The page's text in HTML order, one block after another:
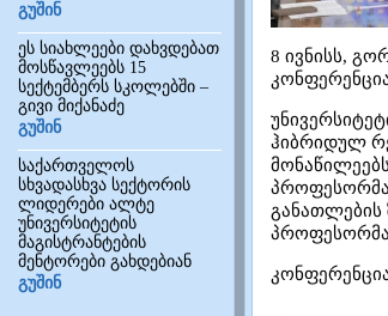
გუშინ
ეს სიახლეები დახვდებათ
მოსწავლეებს 15
სექტემბერს სკოლებში –
გივი მიქანაძე
გუშინ
საქართველოს
სხვადასხვა სექტორის
ლიდერები ალტე
უნივერსიტეტის
მაგისტრანტების
მენტორები გახდებიან
გუშინ
8 ივნისს,
ჰიბრიდულ
განათლების